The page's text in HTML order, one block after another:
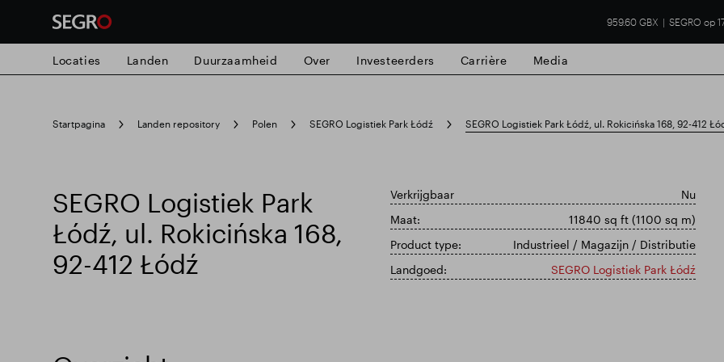
959.60 GBX SEGRO op
for
Locaties Landen Duurzaamheid Over Investeerders Carrière Media
Startpagina Landen repository Polen SEGRO Logistiek Park Łódź SEGRO Logistiek Park Łódź, ul. Rokicińska 168, 92-412
SEGRO Logistiek Park
Łódź, ul. Rokicińska 168,
92-412 Łódź
Verkrijgbaar
Nu
Maat:
11840 sq ft (1100 sq m)
Product type:
Industrieel / Magazijn / Distributie
Landgoed:
SEGRO Logistiek Park Łódź